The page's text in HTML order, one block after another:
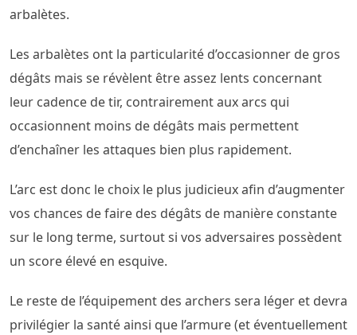
arbalètes.
Les arbalètes ont la particularité d’occasionner de gros
dégâts mais se révèlent être assez lents concernant
leur cadence de tir, contrairement aux arcs qui
occasionnent moins de dégâts mais permettent
d’enchaîner les attaques bien plus rapidement.
L’arc est donc le choix le plus judicieux afin d’augmenter
vos chances de faire des dégâts de manière constante
sur le long terme, surtout si vos adversaires possèdent
un score élevé en esquive.
Le reste de l’équipement des archers sera léger et devra
privilégier la santé ainsi que l’armure (et éventuellement